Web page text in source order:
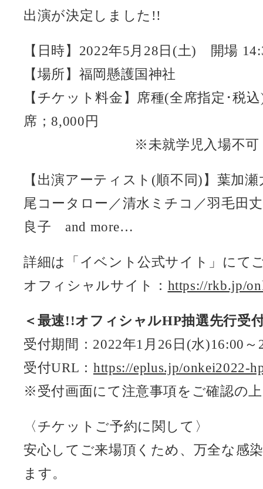
出演が決定しました!!
【日時】2022年5月28日(土) 開場
【場所】福岡懸護国神社
【チケット料金】席種(全席指定･税
席；8,000円
※未就学児入場不可
【出演アーティスト(順不同)】葉加
尾コータロー／清水ミチコ／羽毛田
良子 and more…
詳細は「イベント公式サイト」にて
オフィシャルサイト： https://rkb.jp/
＜最速!!オフィシャルHP抽選先行受
受付期間：2022年1月26日(水)16:00
受付URL： https://eplus.jp/onkei2022-
※受付画面にて注意事項をご確認の
〈チケットご予約に関して〉
安心してご来場頂くため、万全な感
ます。